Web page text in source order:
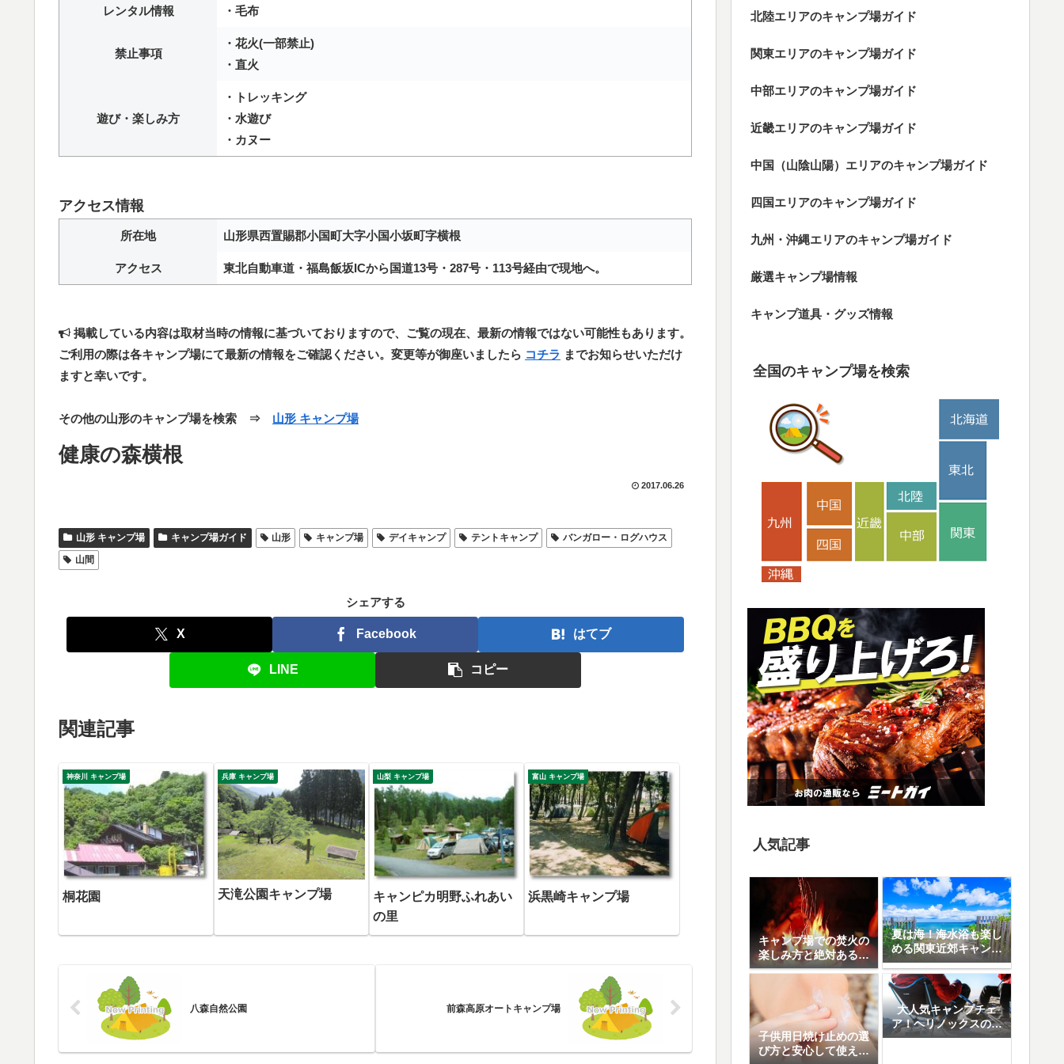
レンタル情報 ・毛布
禁止事項
・花火(一部禁止)
・直火
遊び・楽しみ方
・トレッキング
・水遊び
・カヌー
アクセス情報
所在地 山形県西置賜郡小国町大字小国小坂町字横根
アクセス 東北自動車道・福島飯坂ICから国道13号・287号・113号経由で現地へ。
掲載している内容は取材当時の情報に基づいておりますので、ご覧の現在、最新の情報ではない可能性もあります。
ご利用の際は各キャンプ場にて最新の情報をご確認ください。変更等が御座いましたら コチラ までお知らせいただけ
ますと幸いです。
その他の山形のキャンプ場を検索 ⇒ 山形 キャンプ場
健康の森横根
2017.06.26
山形 キャンプ場 キャンプ場ガイド 山形 キャンプ場 デイキャンプ テントキャンプ
バンガロー・ログハウス
山間
シェアする
X Facebook はてブ
LINE コピー
関連記事
神奈川 キャンプ場
桐花園
兵庫 キャンプ場
天滝公園キャンプ場
山梨 キャンプ場
キャンピカ明野ふれあい
の里
富山 キャンプ場
浜黒崎キャンプ場
八森自然公園 前森高原オートキャンプ場
北陸エリアのキャンプ場ガイド
関東エリアのキャンプ場ガイド
中部エリアのキャンプ場ガイド
近畿エリアのキャンプ場ガイド
中国（山陰山陽）エリアのキャンプ場ガイド
四国エリアのキャンプ場ガイド
九州・沖縄エリアのキャンプ場ガイド
厳選キャンプ場情報
キャンプ道具・グッズ情報
全国のキャンプ場を検索
人気記事
キャンプ場での焚火の
楽しみ方と絶対あると
便利なアイテム8選
夏は海！海水浴も楽し
める関東近郊キャンプ
場10選
子供用日焼け止めの選
び方と安心して使える
大人気キャンプチェ
ア！ヘリノックスの魅
力と人気の5モデル徹